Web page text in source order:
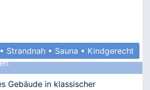
Strandnah • Sauna • Kindgerecht
Gebäude in klassischer